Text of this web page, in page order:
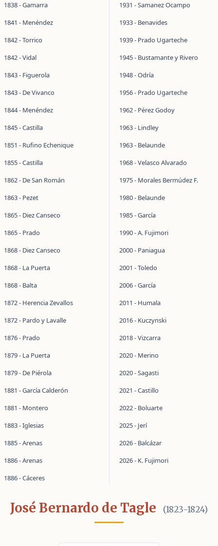
1838 - Gamarra
1841 - Menéndez
1842 - Torrico
1842 - Vidal
1843 - Figuerola
1843 - De Vivanco
1844 - Menéndez
1845 - Castilla
1851 - Rufino Echenique
1855 - Castilla
1862 - De San Román
1863 - Pezet
1865 - Diez Canseco
1865 - Prado
1868 - Diez Canseco
1868 - La Puerta
1868 - Balta
1872 - Herencia Zevallos
1872 - Pardo y Lavalle
1876 - Prado
1879 - La Puerta
1879 - De Piérola
1881 - García Calderón
1881 - Montero
1883 - Iglesias
1885 - Arenas
1886 - Arenas
1886 - Cáceres
1931 - Samanez Ocampo
1933 - Benavides
1939 - Prado Ugarteche
1945 - Bustamante y Rivero
1948 - Odría
1956 - Prado Ugarteche
1962 - Pérez Godoy
1963 - Lindley
1963 - Belaunde
1968 - Velasco Alvarado
1975 - Morales Bermúdez F.
1980 - Belaunde
1985 - García
1990 - A. Fujimori
2000 - Paniagua
2001 - Toledo
2006 - García
2011 - Humala
2016 - Kuczynski
2018 - Vizcarra
2020 - Merino
2020 - Sagasti
2021 - Castillo
2022 - Boluarte
2025 - Jerí
2026 - Balcázar
2026 - K. Fujimori
José Bernardo de Tagle (1823-1824)